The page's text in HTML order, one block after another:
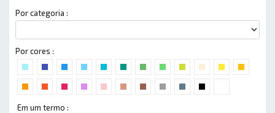
Por categoria :
Por cores :
Em um termo :